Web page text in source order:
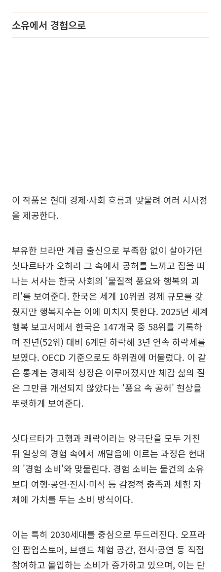
소유에서 경험으로
이 작품은 현대 경제·사회 흐름과 맞물려 여러 시사점
을 제공한다.
부유한 브라만 계급 출신으로 부족함 없이 살아가던
싯다르타가 오히려 그 속에서 공허를 느끼고 집을 떠
나는 서사는 한국 사회의 '물질적 풍요와 행복의 괴
리'를 보여준다. 한국은 세계 10위권 경제 규모를 갖
췄지만 행복지수는 이에 미치지 못한다. 2025년 세계
행복 보고서에서 한국은 147개국 중 58위를 기록하
며 전년(52위) 대비 6계단 하락해 3년 연속 하락세를
보였다. OECD 기준으로도 하위권에 머물렀다. 이 같
은 통계는 경제적 성장은 이루어졌지만 체감 삶의 질
은 그만큼 개선되지 않았다는 '풍요 속 공허' 현상을
뚜렷하게 보여준다.
싯다르타가 고행과 쾌락이라는 양극단을 모두 거친
뒤 일상의 경험 속에서 깨달음에 이르는 과정은 현대
의 '경험 소비'와 맞물린다. 경험 소비는 물건의 소유
보다 여행·공연·전시·미식 등 감정적 충족과 체험 자
체에 가치를 두는 소비 방식이다.
이는 특히 2030세대를 중심으로 두드러진다. 오프라
인 팝업스토어, 브랜드 체험 공간, 전시·공연 등 직접
참여하고 몰입하는 소비가 증가하고 있으며, 이는 단